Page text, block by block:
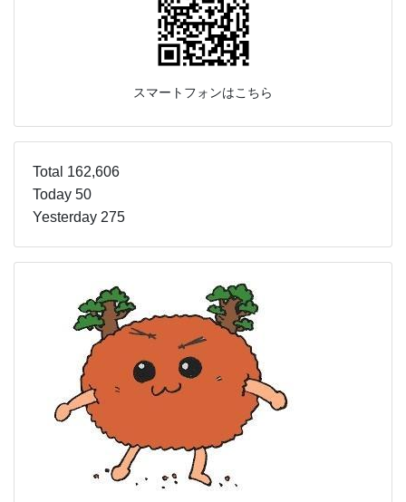
スマートフォンはこちら
Total 162,606
Today 50
Yesterday 275